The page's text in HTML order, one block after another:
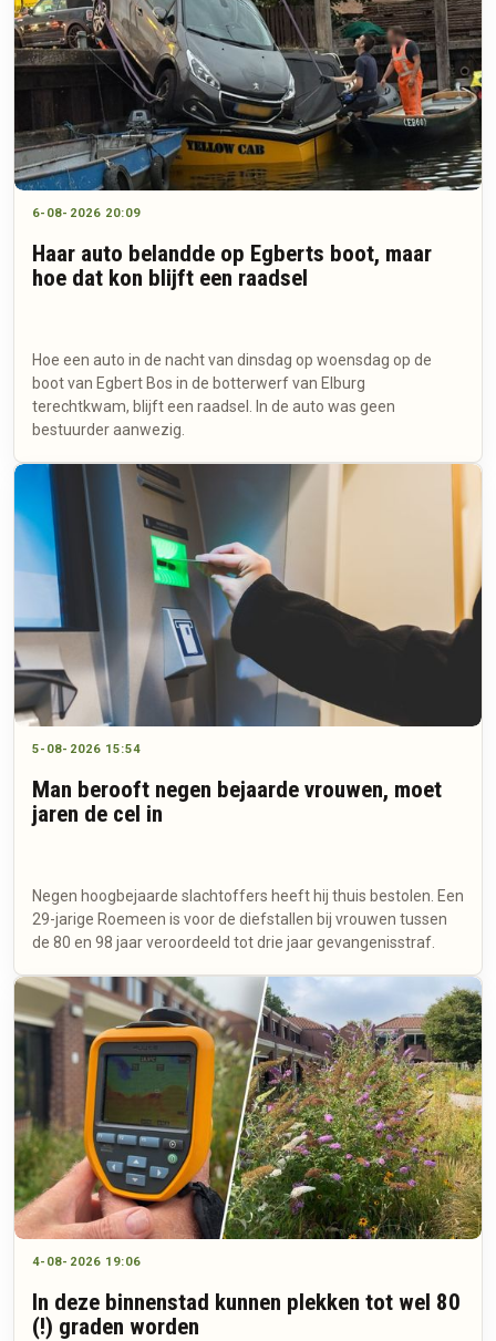
6-08-2026 20:09
Haar auto belandde op Egberts boot, maar
hoe dat kon blijft een raadsel
Hoe een auto in de nacht van dinsdag op woensdag op de
boot van Egbert Bos in de botterwerf van Elburg
terechtkwam, blijft een raadsel. In de auto was geen
bestuurder aanwezig.
5-08-2026 15:54
Man berooft negen bejaarde vrouwen, moet
jaren de cel in
Negen hoogbejaarde slachtoffers heeft hij thuis bestolen. Een
29-jarige Roemeen is voor de diefstallen bij vrouwen tussen
de 80 en 98 jaar veroordeeld tot drie jaar gevangenisstraf.
4-08-2026 19:06
In deze binnenstad kunnen plekken tot wel 80
(!) graden worden